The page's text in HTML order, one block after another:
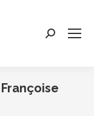
Search:
Françoise